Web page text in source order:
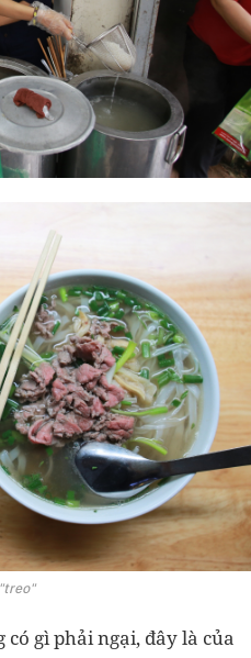
gì phải ngại, đây là của